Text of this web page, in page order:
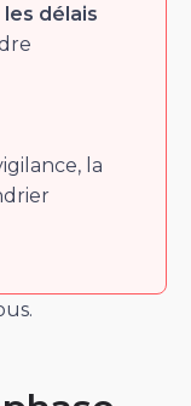
délais
la